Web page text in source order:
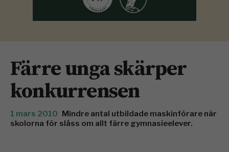
Färre unga skärper
konkurrensen
1 mars 2010 Mindre antal utbildade maskinförare när
skolorna för slåss om allt färre gymnasieelever.